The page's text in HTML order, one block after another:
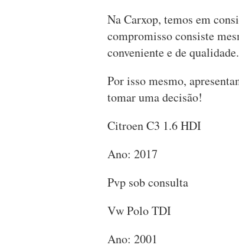
Na Carxop, temos em
compromisso consiste
conveniente e de qualidade.
Por isso mesmo,
tomar uma decisão!
Citroen C3 1.6 HDI
Ano: 2017
Pvp sob consulta
Vw Polo TDI
Ano: 2001